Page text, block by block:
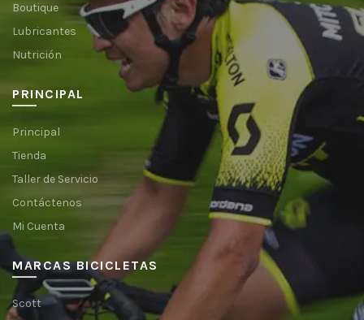
Boutique
Lubricantes
Nutrición
PRINCIPAL
Principal
Tienda
Taller de Servicio
Contáctenos
Mi Cuenta
MARCAS BICICLETAS
Scott